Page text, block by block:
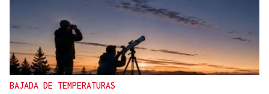
BAJADA DE TEMPERATURAS